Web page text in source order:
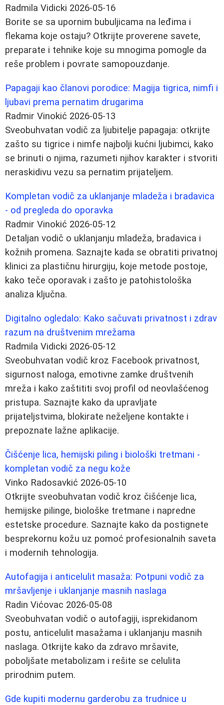
Radmila Vidicki 2026-05-16
Borite se sa upornim bubuljicama na leđima i
flekama koje ostaju? Otkrijte proverene savete,
preparate i tehnike koje su mnogima pomogle da
reše problem i povrate samopouzdanje.
Papagaji kao članovi porodice: Magija tigrica, nimfi i
ljubavi prema pernatim drugarima
Radmir Vinokić 2026-05-13
Sveobuhvatan vodič za ljubitelje papagaja: otkrijte
zašto su tigrice i nimfe najbolji kućni ljubimci, kako
se brinuti o njima, razumeti njihov karakter i stvoriti
neraskidivu vezu sa pernatim prijateljem.
Kompletan vodič za uklanjanje mladeža i bradavica
- od pregleda do oporavka
Radmir Vinokić 2026-05-12
Detaljan vodič o uklanjanju mladeža, bradavica i
kožnih promena. Saznajte kada se obratiti privatnoj
klinici za plastičnu hirurgiju, koje metode postoje,
kako teče oporavak i zašto je patohistološka
analiza ključna.
Digitalno ogledalo: Kako sačuvati privatnost i zdrav
razum na društvenim mrežama
Radmila Vidicki 2026-05-12
Sveobuhvatan vodič kroz Facebook privatnost,
sigurnost naloga, emotivne zamke društvenih
mreža i kako zaštititi svoj profil od neovlašćenog
pristupa. Saznajte kako da upravljate
prijateljstvima, blokirate neželjene kontakte i
prepoznate lažne aplikacije.
Čišćenje lica, hemijski piling i biološki tretmani -
kompletan vodič za negu kože
Vinko Radosavkić 2026-05-10
Otkrijte sveobuhvatan vodič kroz čišćenje lica,
hemijske pilinge, biološke tretmane i napredne
estetske procedure. Saznajte kako da postignete
besprekornu kožu uz pomoć profesionalnih saveta
i modernih tehnologija.
Autofagija i anticelulit masaža: Potpuni vodič za
mršavljenje i uklanjanje masnih naslaga
Radin Vićovac 2026-05-08
Sveobuhvatan vodič o autofagiji, isprekidanom
postu, anticelulit masažama i uklanjanju masnih
naslaga. Otkrijte kako da zdravo mršavite,
poboljšate metabolizam i rešite se celulita
prirodnim putem.
Gde kupiti modernu garderobu za trudnice u